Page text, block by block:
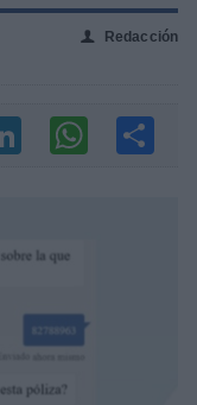
👤 Redacción